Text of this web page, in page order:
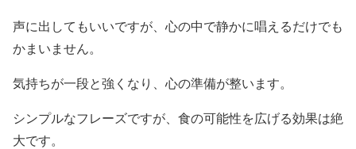
声に出してもいいですが、心の中で静かに唱えるだけでも
かまいません。
気持ちが一段と強くなり、心の準備が整います。
シンプルなフレーズですが、食の可能性を広げる効果は絶
大です。